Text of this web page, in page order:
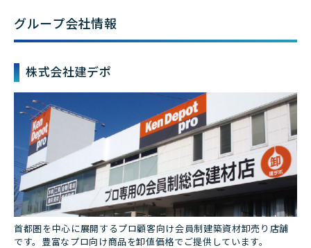
グループ会社情報
株式会社建デポ
首都圏を中心に展開するプロ顧客向け会員制建築資材卸売り店舗
です。豊富なプロ向け商品を卸値価格でご提供しています。